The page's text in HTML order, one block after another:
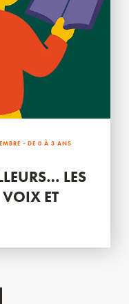
- DE 0 À 3 ANS
LES
ET